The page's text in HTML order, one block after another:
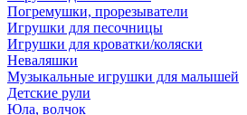
Погремушки, прорезыватели
Игрушки для песочницы
Игрушки для кроватки/коляски
Неваляшки
Музыкальные игрушки для малышей
Детские рули
Юла, волчок